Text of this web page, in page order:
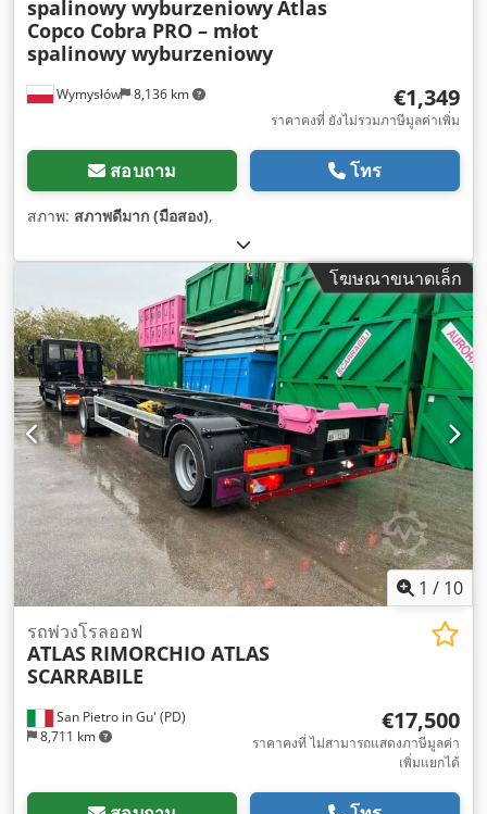
Wymysłów 8,136 km
spalinowy wyburzeniowyAtlas
Copco Cobra PRO – młot
spalinowy wyburzeniowy
€1,349
ราคาคงที่ ยังไม่รวมภาษีมูลค่าเพิ่ม
สอบถาม โทร
สภาพ: สภาพดีมาก (มือสอง),
โฆษณาขนาดเล็ก
1 / 10
San Pietro in Gu' (PD)
8,711 km
รถพ่วงโรลออฟ
ATLAS RIMORCHIO ATLAS
SCARRABILE
€17,500
ราคาคงที่ ไม่สามารถแสดงภาษีมูลค่า
เพิ่มแยกได้